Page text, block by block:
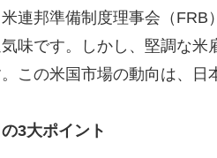
連邦準備制度理事会（
味です。しかし、堅調な米
。この米国市場の動向は、日
3大ポイント